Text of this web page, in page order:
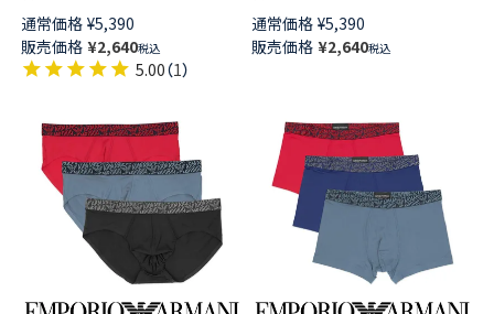
SHINY LOGOBAND TRUNK シ
ャイニーロゴバンド ボクサーパ
ンツ 前閉じ EUサイズ メンズ
54007711
通常価格 ¥5,390
販売価格 ¥2,640税込
5.00（1）
ボクサーパンツ ALL OVER
LOGO 前閉じ EUサイズ メンズ
54095069
通常価格 ¥5,390
販売価格 ¥2,640税込